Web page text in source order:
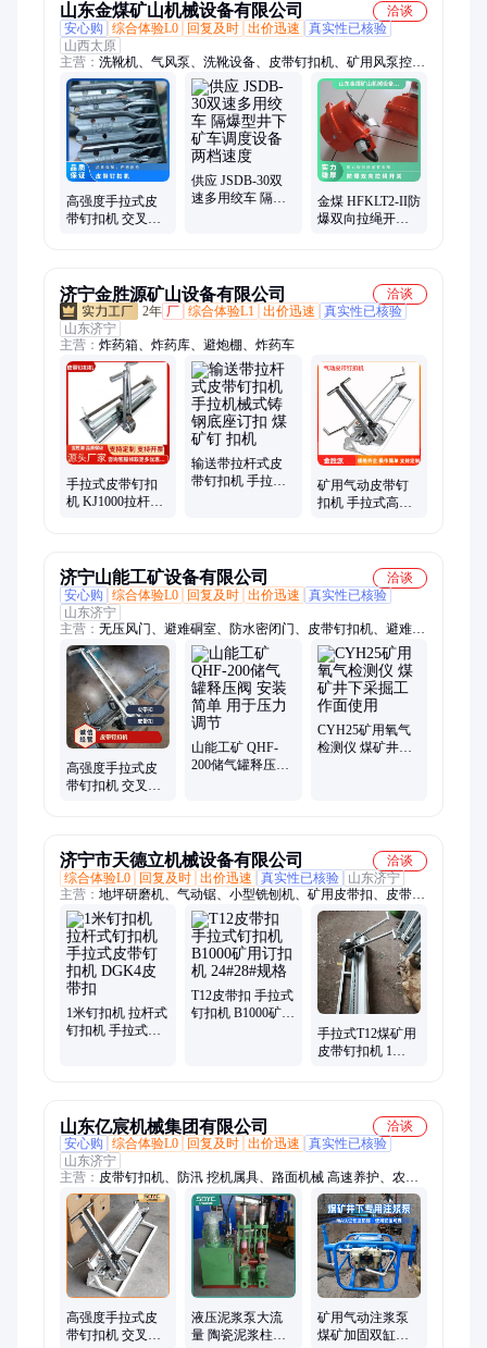
山东金煤矿山机械设备有限公司
洽谈
安心购
综合体验L0 回复及时 出价迅速
真实性已核验
山西太原
主营： 洗靴机、气风泵、洗靴设备、皮带钉扣机、矿用风泵控制
器、自动排水控制器、避难硐室、井下自动隔爆装置、乳化液
泵、氢氧化钙(二氧化碳吸附剂)、一氧化碳吸附剂(霍加拉特)、
气幕喷淋装置、干燥剂、轨道道口板、旧枕木、全液压坑到钻
机、相变材料
高强度手拉式皮
带钉扣机 交叉推
供应 JSDB-30双
速多用绞车 隔爆
金煤 HFKLT2-II防
爆双向拉绳开关
济宁金胜源矿山设备有限公司
洽谈
2年 厂 综合体验L1 出价迅速
真实性已核验
山东济宁
主营： 炸药箱、炸药库、避炮棚、炸药车
手拉式皮带钉扣
机 KJ1000拉杆式
输送带拉杆式皮
带钉扣机 手拉机
矿用气动皮带钉
扣机 手拉式高强
济宁山能工矿设备有限公司
洽谈
安心购
综合体验L0 回复及时 出价迅速
真实性已核验
山东济宁
主营： 无压风门、避难硐室、防水密闭门、皮带钉扣机、避难硐
室门、防火栅栏门、乳化液泵及配件、洗靴机、氧气呼吸器、多
参数测定器、粉尘测定器、喷雾泵、液压支柱、煤矿井下隔爆装
置、翻车机、旧枕木、气体检测仪、瓦斯管道阻火器、矿山救护
队产品、气幕喷淋装置、气动锚杆钻机、液压坑道钻机、机械洒
水降尘装置、全自动洗靴机
高强度手拉式皮
带钉扣机 交叉推
山能工矿 QHF-
200储气罐释压阀
CYH25矿用氧气
检测仪 煤矿井下
济宁市天德立机械设备有限公司
洽谈
综合体验L0
回复及时 出价迅速 真实性已核验
山东济宁
主营： 地坪研磨机、气动锯、小型铣刨机、矿用皮带扣、皮带订
扣机、皮带纵向撕裂检测仪、液压钉扣机、皮带扣串条、皮带切
割机、砂轮机、打滑检测仪、无尘地坪切割机、地面开槽机、路
面清缝机、固化地坪打磨机、遥控地坪研磨机、圆盘地坪机、汽
油吹风机、风力灭火机、高速砂轮机、吸尘地坪打磨机、500地
面切割机、800路面切缝机、吸尘地面切割机
1米钉扣机 拉杆式
钉扣机 手拉式皮
T12皮带扣 手拉式
钉扣机 B1000矿用
手拉式T12煤矿用
皮带钉扣机 1
山东亿宸机械集团有限公司
洽谈
安心购
综合体验L0 回复及时 出价迅速
真实性已核验
山东济宁
主营： 皮带钉扣机、防汛 挖机属具、路面机械 高速养护、农用
机械
高强度手拉式皮
带钉扣机 交叉推
液压泥浆泵大流
量 陶瓷泥浆柱塞
矿用气动注浆泵
煤矿加固双缸双